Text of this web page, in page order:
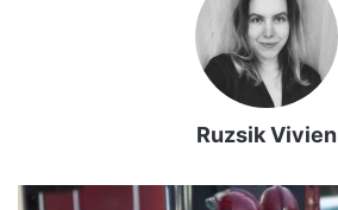
Ruzsik Vivien